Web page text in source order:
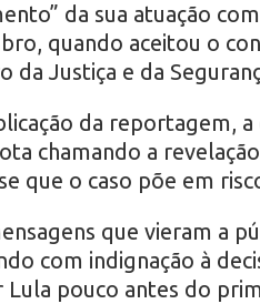
da sua atuação
quando aceitou o
da Justiça e da
da reportagem,
chamando a
que o caso põe em
que vieram a
com indignação à
pouco antes do